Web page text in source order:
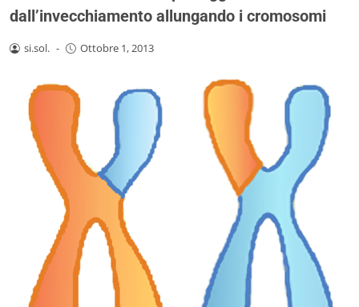
dall’invecchiamento allungando i cromosomi
si.sol. - Ottobre 1, 2013